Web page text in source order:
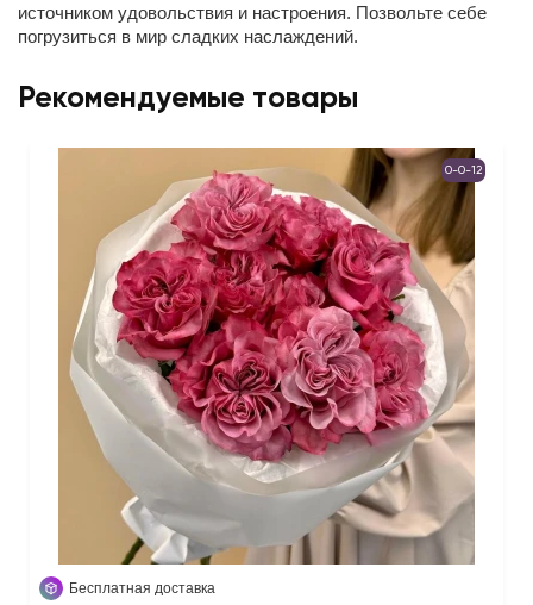
источником удовольствия и настроения. Позвольте себе
погрузиться в мир сладких наслаждений.
Рекомендуемые товары
0-0-12
Бесплатная доставка